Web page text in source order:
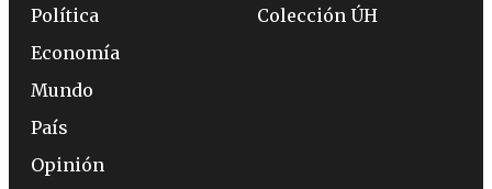
Política
Economía
Mundo
País
Opinión
Colección ÚH